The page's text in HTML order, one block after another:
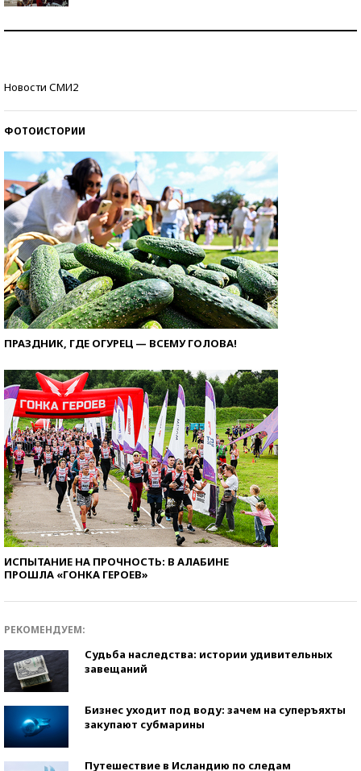
Новости СМИ2
ФОТОИСТОРИИ
ПРАЗДНИК, ГДЕ ОГУРЕЦ — ВСЕМУ ГОЛОВА!
ИСПЫТАНИЕ НА ПРОЧНОСТЬ: В АЛАБИНЕ
ПРОШЛА «ГОНКА ГЕРОЕВ»
РЕКОМЕНДУЕМ:
Судьба наследства: истории удивительных
завещаний
Бизнес уходит под воду: зачем на суперъяхты
закупают субмарины
Путешествие в Исландию по следам